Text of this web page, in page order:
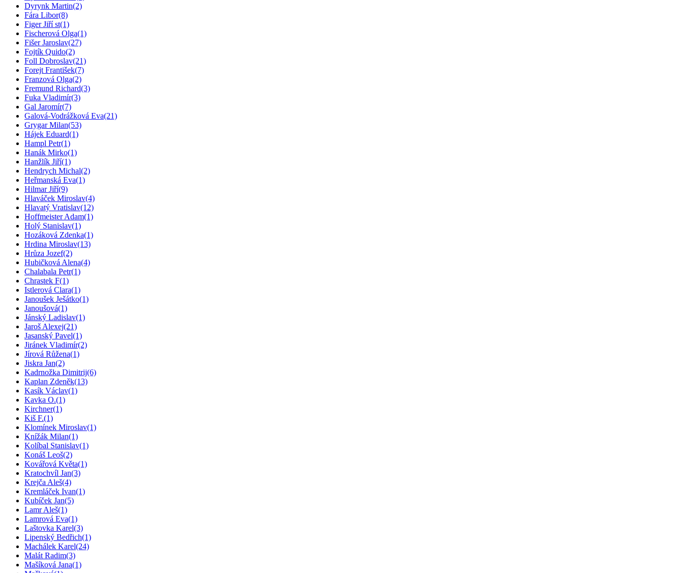
Dyrynk Martin(2)
Fára Libor(8)
Figer Jiří st(1)
Fischerová Olga(1)
Fišer Jaroslav(27)
Fojtík Quido(2)
Foll Dobroslav(21)
Forejt František(7)
Franzová Olga(2)
Fremund Richard(3)
Fuka Vladimír(3)
Gal Jaromír(7)
Galová-Vodrážková Eva(21)
Grygar Milan(53)
Hájek Eduard(1)
Hampl Petr(1)
Hanák Mirko(1)
Hanžlík Jiří(1)
Hendrych Michal(2)
Heřmanská Eva(1)
Hilmar Jiří(9)
Hlaváček Miroslav(4)
Hlavatý Vratislav(12)
Hoffmeister Adam(1)
Holý Stanislav(1)
Hozáková Zdenka(1)
Hrdina Miroslav(13)
Hrůza Jozef(2)
Hubičková Alena(4)
Chalabala Petr(1)
Chrastek F(1)
Istlerová Clara(1)
Janoušek Ješátko(1)
Janoušová(1)
Jánský Ladislav(1)
Jaroš Alexej(21)
Jasanský Pavel(1)
Jiránek Vladimír(2)
Jírová Růžena(1)
Jiskra Jan(2)
Kadrnožka Dimitrij(6)
Kaplan Zdeněk(13)
Kasík Václav(1)
Kavka O.(1)
Kirchner(1)
Kiš F.(1)
Klomínek Miroslav(1)
Knížák Milan(1)
Kolíbal Stanislav(1)
Konáš Leoš(2)
Kovářová Květa(1)
Kratochvíl Jan(3)
Krejča Aleš(4)
Kremláček Ivan(1)
Kubíček Jan(5)
Lamr Aleš(1)
Lamrová Eva(1)
Laštovka Karel(3)
Lipenský Bedřich(1)
Machálek Karel(24)
Malát Radim(3)
Mašíková Jana(1)